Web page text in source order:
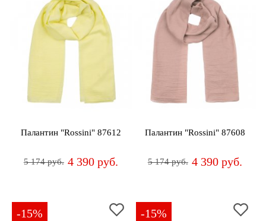
Палантин "Rossini" 87612
5 174 руб. 4 390 руб.
Палантин "Rossini" 87608
5 174 руб. 4 390 руб.
-15% -15%